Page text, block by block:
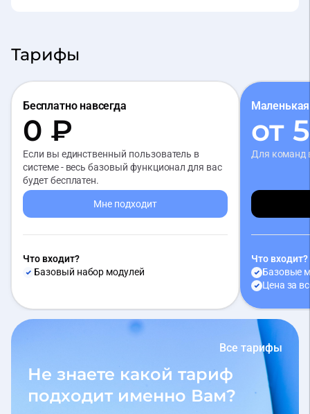
Тарифы
Бесплатно навсегда
0 ₽
Если вы единственный пользователь в
системе - весь базовый функционал для вас
будет бесплатен.
Мне подходит
Что входит?
Базовый набор модулей
от
Для команд
Что входит?
Базовые
Цена за
Все тарифы
Не знаете какой тариф
подходит именно Вам?